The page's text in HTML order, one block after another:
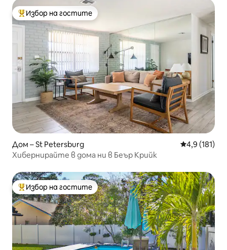
Най-популярен избор на гостите
Избор на гостите
Дом – St Petersburg Средна
4,9 (181)
Хибернирайте в дома ни в Беър Крийк
Най-популярен избор на гостите
Избор на гостите